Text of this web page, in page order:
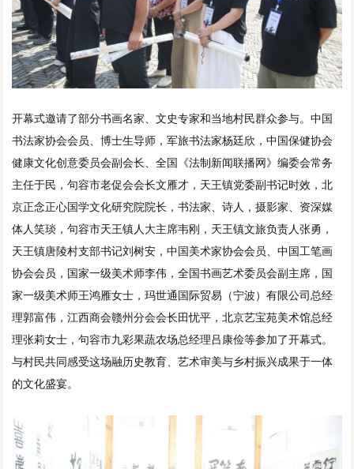
开幕式邀请了部分书画名家、文史专家和当地村民群众参与。中国
书法家协会会员、博士生导师，军旅书法家杨廷欣，中国保健协会
健康文化创意委员会副会长、全国《法制新闻联播网》编委会常务
主任于民，句容市老促会会长文雁才，天王镇党委副书记时效，北
京正念正心国学文化研究院院长，书法家、诗人，摄影家、资深媒
体人笑琰，句容市天王镇人大主席韦刚，天王镇文旅负责人张勇，
天王镇唐陵村支部书记刘树安，中国美术家协会会员、中国工笔画
协会会员，国家一级美术师李伟，全国书画艺术委员会副主席，国
家一级美术师王鸿雁女士，玛世通国际贸易（宁波）有限公司总经
理郭富伟，江西商会赣州分会会长田忧平，北京艺宝苑美术馆总经
理张莉女士，句容市九彩果蔬农场总经理吕康俭等参加了开幕式。
与村民共同感受这场融历史教育、艺术审美与乡村振兴成果于一体
的文化盛宴。